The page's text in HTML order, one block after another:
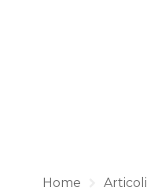
Home Articoli